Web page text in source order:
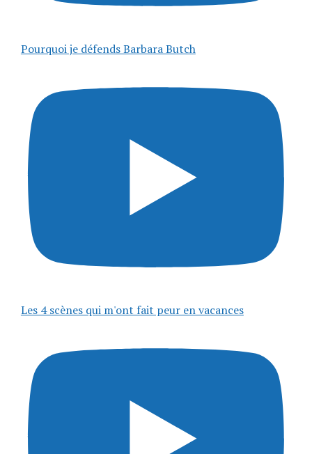
Pourquoi je défends Barbara Butch
Les 4 scènes qui m'ont fait peur en vacances